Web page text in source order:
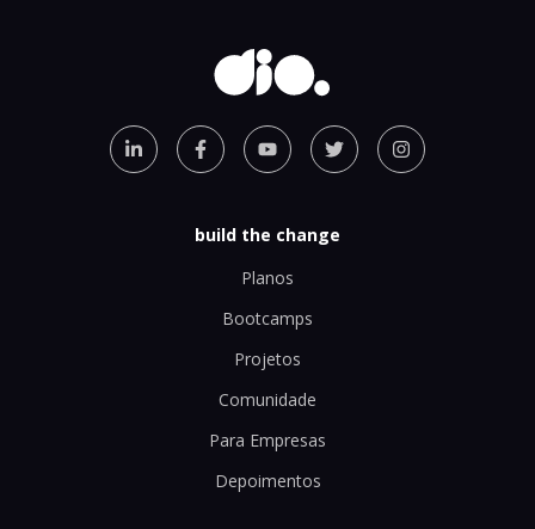
build the change
Planos
Bootcamps
Projetos
Comunidade
Para Empresas
Depoimentos